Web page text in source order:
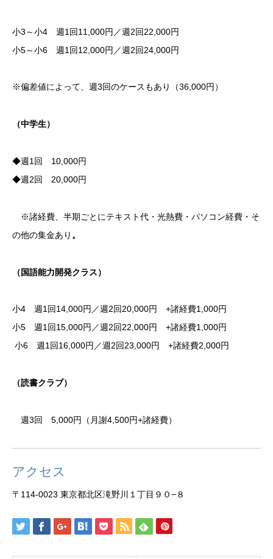
小3～小4 週1回11,000円／週2回22,000円
小5～小6 週1回12,000円／週2回24,000円
※偏差値によって、週3回のケースもあり（36,000円）
（中学生）
◆週1回 10,000円
◆週2回 20,000円
※諸経費、半期ごとにテキスト代・光熱費・パソコン経費・そ
の他の集金あり 。
（国語能力開発クラス）
小4 週1回14,000円／週2回20,000円 +諸経費1,000円
小5 週1回15,000円／週2回22,000円 +諸経費1,000円
小6 週1回16,000円／週2回23,000円 +諸経費2,000円
（読書クラブ）
週3回 5,000円（月謝4,500円+諸経費）
アクセス
〒114-0023 東京都北区滝野川１丁目９０−８